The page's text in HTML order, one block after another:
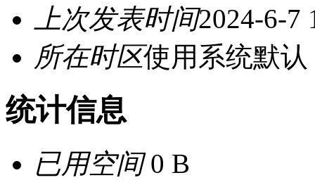
上次发表时间2024-6-7
所在时区使用系统默认
统计信息
已用空间0 B